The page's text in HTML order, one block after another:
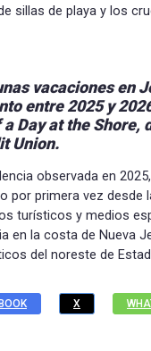
sillas de playa y los
vacaciones en
entre 2025 y
a Day at the
Union.
observada en
por primera vez desde
turísticos y medios
en la costa de Nueva
del noreste de
X